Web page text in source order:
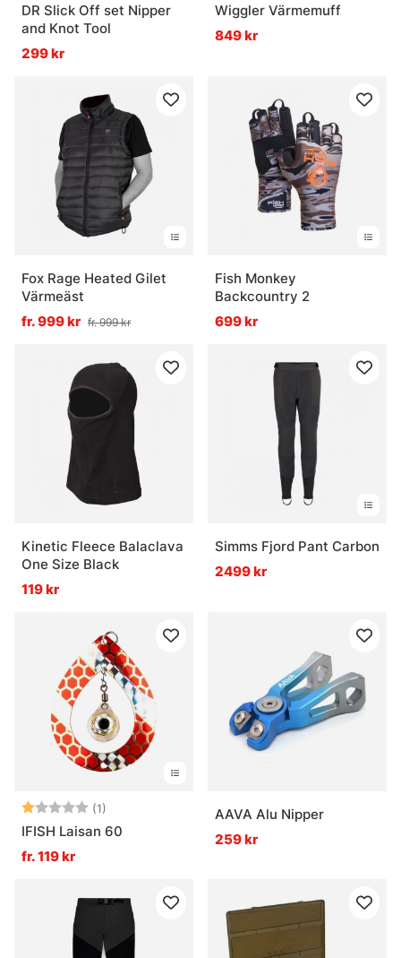
DR Slick Off set Nipper
and Knot Tool
299 kr
Wiggler Värmemuff
849 kr
Fox Rage Heated Gilet
Värmeäst
fr. 999 kr fr. 999 kr
Fish Monkey
Backcountry 2
699 kr
Kinetic Fleece Balaclava
One Size Black
119 kr
Simms Fjord Pant Carbon
2499 kr
Betyg: (1)
1.0 utav 5 stjärnor
IFISH Laisan 60
fr. 119 kr
AAVA Alu Nipper
259 kr